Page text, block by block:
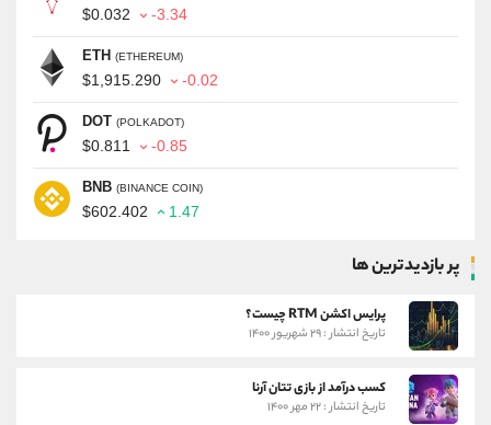
$0.032 -3.34
ETH (ETHEREUM)
$1,915.290 -0.02
DOT (POLKADOT)
$0.811 -0.85
BNB (BINANCE COIN)
$602.402 1.47
پر بازدیدترین ها
پرایس اکشن RTM چیست؟
تاریخ انتشار : ۲۹ شهریور ۱۴۰۰
کسب درآمد از بازی تتان آرنا
تاریخ انتشار : ۲۲ مهر ۱۴۰۰